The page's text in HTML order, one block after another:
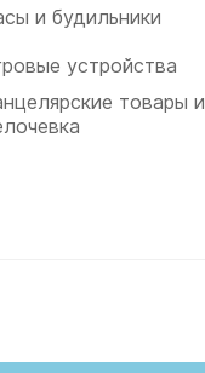
и будильники
устройства
товары и